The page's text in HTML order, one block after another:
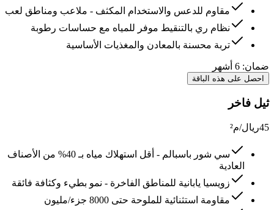
مقاوم للدعس والاستخدام المكثف - ملاعب ومناطق لعب
نظام ري بالتنقيط موفر للمياه مع حساسات رطوبة
تربة محسنة بالمعادن والمغذيات الأساسية
ضمان: 6 أشهر
احصل على هذه الباقة
ثيل فاخر
45ريال/م²
سي شور باسبالم - أقل استهلاك مياه بـ 40% من الأصناف
العادية
زويسيا يابانية للمناطق الفاخرة - نمو بطيء وكثافة فائقة
مقاومة استثنائية للملوحة حتى 8000 جزء/مليون